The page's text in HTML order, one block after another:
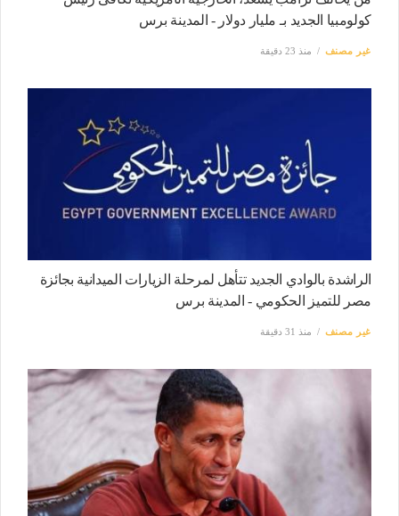
كولومبيا الجديد بـ مليار دولار - المدينة برس
غير مصنف منذ 23 دقيقة
الراشدة بالوادي الجديد تتأهل لمرحلة الزيارات الميدانية بجائزة
مصر للتميز الحكومي - المدينة برس
غير مصنف منذ 31 دقيقة